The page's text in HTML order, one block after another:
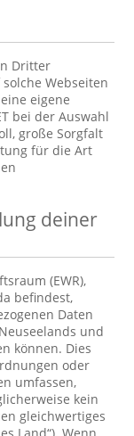
Dritter
Webseiten
eigene
bei der Auswahl
große Sorgfalt
für die Art
deiner
(EWR),
befindest,
Daten
und
können. Dies
oder
umfassen,
kein
gleichwertiges